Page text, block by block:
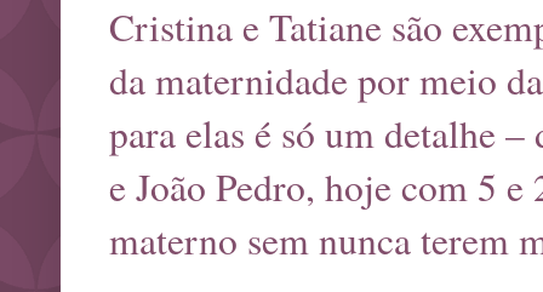
Cristina e Tatiane são
da maternidade por meio
para elas é só um detalhe
e João Pedro, hoje com 5
materno sem nunca terem